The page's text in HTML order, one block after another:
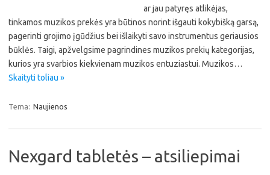
ar jau patyręs atlikėjas,
tinkamos muzikos prekės yra būtinos norint išgauti kokybišką garsą,
pagerinti grojimo įgūdžius bei išlaikyti savo instrumentus geriausios
būklės. Taigi, apžvelgsime pagrindines muzikos prekių kategorijas,
kurios yra svarbios kiekvienam muzikos entuziastui. Muzikos…
Skaityti toliau »
Tema: Naujienos
Nexgard tabletės – atsiliepimai